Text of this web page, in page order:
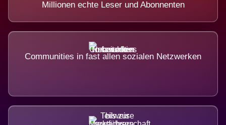
Millionen echte Leser und Abonnenten
Communities in fast allen sozialen Netzwerken